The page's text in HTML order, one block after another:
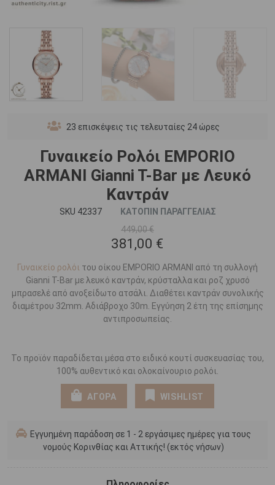
23 επισκέψεις τις τελευταίες 24 ώρες
Γυναικείο Ρολόι EMPORIO
ARΜΑΝΙ Gianni T-Bar με Λευκό
Καντράν
SKU 42337
ΚΑΤΟΠΙΝ ΠΑΡΑΓΓΕΛΙΑΣ
449,00 €
381,00 €
Γυναικείο ρολόι του οίκου EMPORIO ARΜΑΝΙ από τη συλλογή
Gianni T-Bar με λευκό καντράν, κρύσταλλα και ροζ χρυσό
μπρασελέ από ανοξείδωτο ατσάλι. Διαθέτει καντράν συνολικής
διαμέτρου 32mm. Αδιάβροχο 30m. Εγγύηση 2 έτη της επίσημης
αντιπροσωπείας.
Το προϊόν παραδίδεται μέσα στο ειδικό κουτί συσκευασίας του,
100% αυθεντικό και ολοκαίνουριο ρολόι.
ΑΓΟΡΑ WISHLIST
Εγγυημένη παράδοση σε 1 - 2 εργάσιμες ημέρες για τους
νομούς Κορινθίας και Αττικής! (εκτός νήσων)